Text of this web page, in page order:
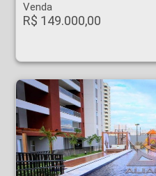
Venda
R$ 149.000,00